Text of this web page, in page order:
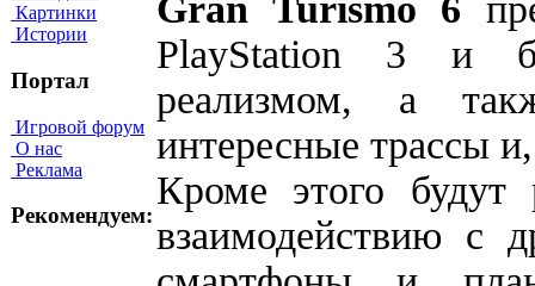
Картинки
Истории
Портал
Игровой форум
О нас
Реклама
Рекомендуем:
PlayStation 3 и
реализмом, а
интересные трассы
Кроме этого
взаимодействию с